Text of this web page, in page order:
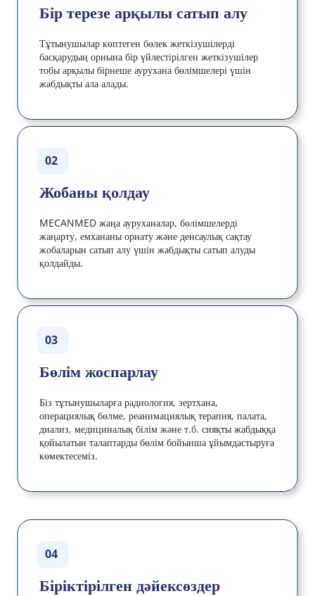
Бір терезе арқылы сатып алу
Тұтынушылар көптеген бөлек жеткізушілерді
басқарудың орнына бір үйлестірілген жеткізушілер
тобы арқылы бірнеше аурухана бөлімшелері үшін
жабдықты ала алады.
02
Жобаны қолдау
MECANMED жаңа ауруханалар, бөлімшелерді
жаңарту, емхананы орнату және денсаулық сақтау
жобаларын сатып алу үшін жабдықты сатып алуды
қолдайды.
03
Бөлім жоспарлау
Біз тұтынушыларға радиология, зертхана,
операциялық бөлме, реанимациялық терапия, палата,
диализ, медициналық білім және т.б. сияқты жабдыққа
қойылатын талаптарды бөлім бойынша ұйымдастыруға
көмектесеміз.
04
Біріктірілген дәйексөздер